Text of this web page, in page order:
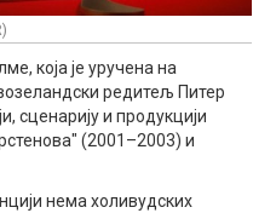
која је уручена на
редитељ Питер
сценарију и продукцији
(2001–2003) и
нема холивудских